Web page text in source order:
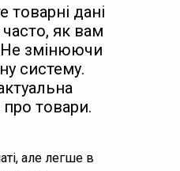
товарні дані
часто, як вам
Не змінюючи
систему.
про товари.
але легше в